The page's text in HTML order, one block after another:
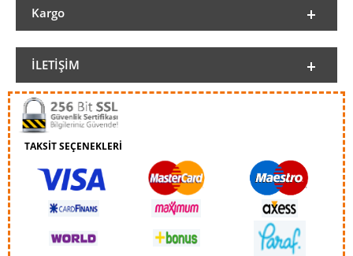
Kargo
İLETIŞIM
TAKSİT SEÇENEKLERİ